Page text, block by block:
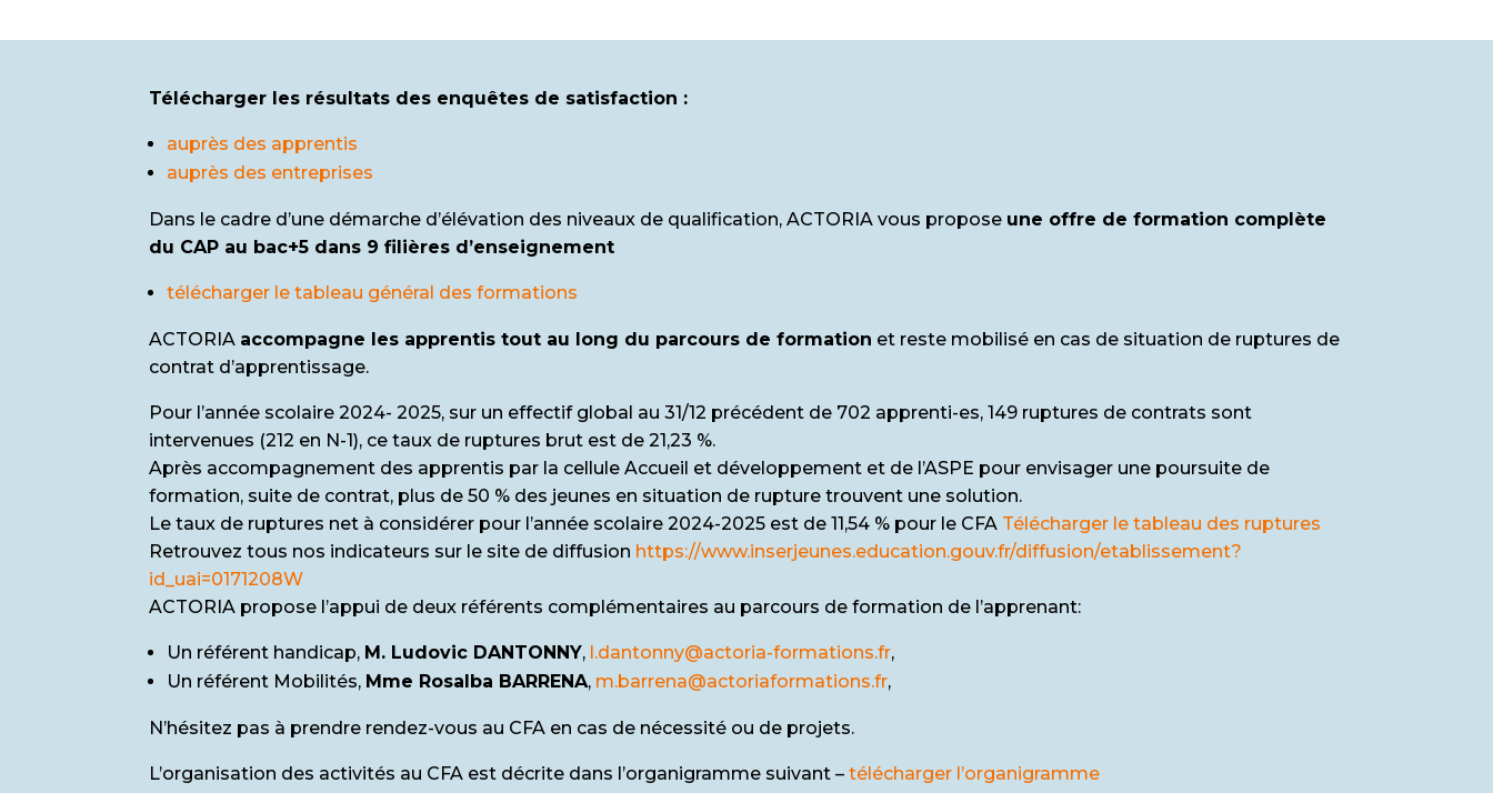
Télécharger les résultats des enquêtes de satisfaction :
auprès des apprentis
auprès des entreprises
Dans le cadre d’une démarche d’élévation des niveaux de qualification, ACTORIA vous propose une offre de formation complète
du CAP au bac+5 dans 9 filières d’enseignement
télécharger le tableau général des formations
ACTORIA accompagne les apprentis tout au long du parcours de formation et reste mobilisé en cas de situation de ruptures de
contrat d’apprentissage.
Pour l’année scolaire 2024- 2025, sur un effectif global au 31/12 précédent de 702 apprenti-es, 149 ruptures de contrats sont
intervenues (212 en N-1), ce taux de ruptures brut est de 21,23 %.
Après accompagnement des apprentis par la cellule Accueil et développement et de l’ASPE pour envisager une poursuite de
formation, suite de contrat, plus de 50 % des jeunes en situation de rupture trouvent une solution.
Le taux de ruptures net à considérer pour l’année scolaire 2024-2025 est de 11,54 % pour le CFA Télécharger le tableau des ruptures
Retrouvez tous nos indicateurs sur le site de diffusion https://www.inserjeunes.education.gouv.fr/diffusion/etablissement?
id_uai=0171208W
ACTORIA propose l’appui de deux référents complémentaires au parcours de formation de l’apprenant:
Un référent handicap, M. Ludovic DANTONNY, l.dantonny@actoria-formations.fr,
Un référent Mobilités, Mme Rosalba BARRENA, m.barrena@actoriaformations.fr,
N’hésitez pas à prendre rendez-vous au CFA en cas de nécessité ou de projets.
L’organisation des activités au CFA est décrite dans l’organigramme suivant –télécharger l’organigramme